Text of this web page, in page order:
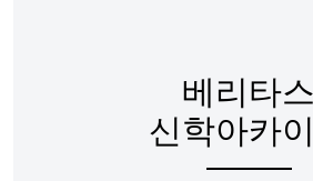
베리타스
신학아카